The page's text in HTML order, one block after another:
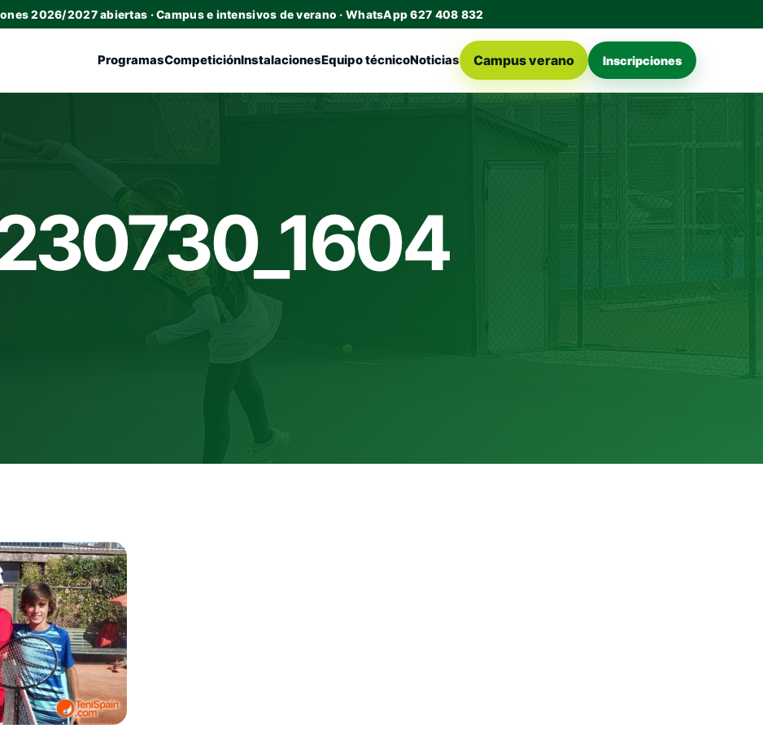
2026/2027 abiertas · Campus e intensivos de verano · WhatsApp 627 408 832
ProgramasCompeticiónInstalacionesEquipo técnicoNoticias Campus verano Inscripciones